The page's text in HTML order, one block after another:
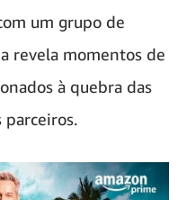
um grupo de
revela momentos de
à quebra das
parceiros.